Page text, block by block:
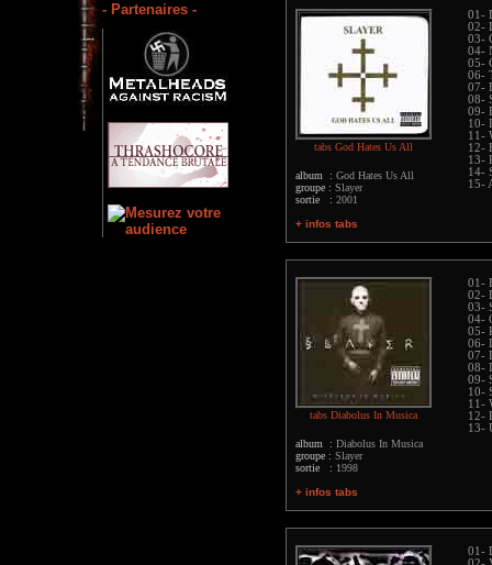
- Partenaires -
tabs God Hates Us All
album : God Hates Us All
groupe : Slayer
sortie : 2001
+ infos tabs
01-
02-
03-
04-
05-
06-
07-
08-
09-
10-
11-
12-
13-
14-
15-
tabs Diabolus In Musica
album : Diabolus In Musica
groupe : Slayer
sortie : 1998
+ infos tabs
01-
02-
03-
04-
05-
06-
07-
08-
09-
10-
11-
12-
13-
01-